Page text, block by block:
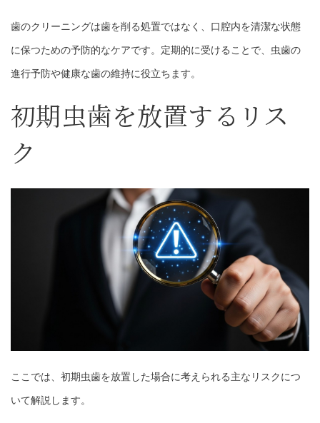
歯のクリーニングは歯を削る処置ではなく、口腔内を清潔な状態
に保つための予防的なケアです。定期的に受けることで、虫歯の
進行予防や健康な歯の維持に役立ちます。
初期虫歯を放置するリス
ク
ここでは、初期虫歯を放置した場合に考えられる主なリスクにつ
いて解説します。